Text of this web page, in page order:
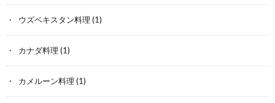
ウズベキスタン料理 (1)
カナダ料理 (1)
カメルーン料理 (1)